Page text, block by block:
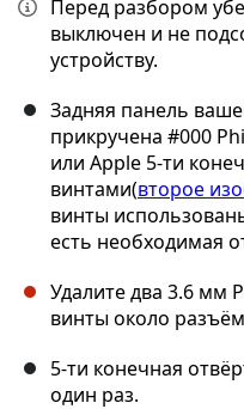
Перед разбором
выключен и не
устройству.
Задняя панель
прикручена #000
или Apple 5-ти
винтами(второе
винты
есть необходимая
Удалите два 3.6 мм
винты около
5-ти конечная
один раз.